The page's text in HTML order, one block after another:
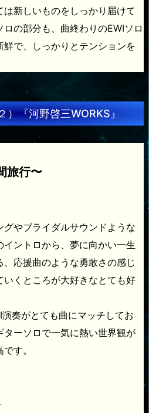
新しいものをしっかり届けて
の部分も、曲終わりのEWIソロ
鮮で、しっかりとテンションを
）『河野啓三WORKS』
旅行〜
やブライダルサウンドような
ントロから、夢に向かい一生
応援曲のような勇敢さの感じ
いくところが大好きなとても好
奏がとても曲にマッチしてお
ターソロで一気に熱い世界観が
す。